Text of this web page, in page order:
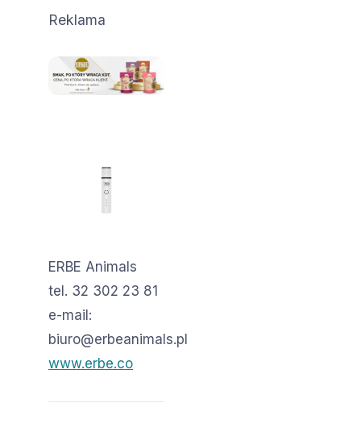
Reklama
ERBE Animals
tel. 32 302 23 81
e-mail:
biuro@erbeanimals.pl
www.erbe.co